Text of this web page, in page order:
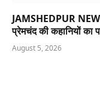
JAMSHEDPUR
प्रेमचंद की कहानियों
August 5, 2026